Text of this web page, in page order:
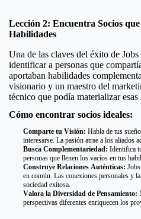
Lección 2: Encuentra Socios
Habilidades
Una de las claves del éxito de
identificar a personas que
aportaban habilidades
visionario y un maestro del
técnico que podía materializar esas
Cómo encontrar socios ideales:
Comparte tu Visión: Habla de tus
interesarse. La pasión atrae a los aliados
Busca Complementariedad: Identifica
personas que llenen los vacíos en tus
Construye Relaciones Auténticas:
en común. Las conexiones personales y
sociedad exitosa.
Valora la Diversidad de Pensamiento:
perspectivas diferentes enriquecen los